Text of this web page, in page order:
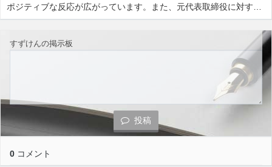
ポジティブな反応が広がっています。また、元代表取締役に対す…
すずけんの掲示板
投稿
0 コメント